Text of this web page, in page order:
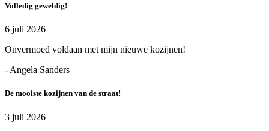
Volledig geweldig!
6 juli 2026
Onvermoed voldaan met mijn nieuwe kozijnen!
- Angela Sanders
De mooiste kozijnen van de straat!
3 juli 2026